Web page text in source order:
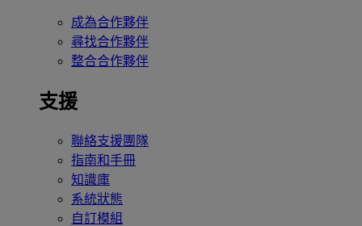
成為合作夥伴
尋找合作夥伴
整合合作夥伴
支援
聯絡支援團隊
指南和手冊
知識庫
系統狀態
自訂模組